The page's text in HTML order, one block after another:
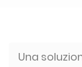
Una